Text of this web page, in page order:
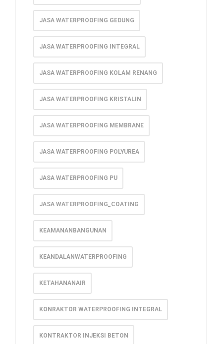
JASA WATERPROOFING GEDUNG
JASA WATERPROOFING INTEGRAL
JASA WATERPROOFING KOLAM RENANG
JASA WATERPROOFING KRISTALIN
JASA WATERPROOFING MEMBRANE
JASA WATERPROOFING POLYUREA
JASA WATERPROOFING PU
JASA WATERPROOFING_COATING
KEAMANANBANGUNAN
KEANDALANWATERPROOFING
KETAHANANAIR
KONRAKTOR WATERPROOFING INTEGRAL
KONTRAKTOR INJEKSI BETON